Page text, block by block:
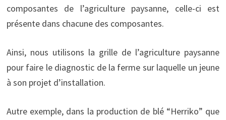
composantes de l’agriculture paysanne, celle-ci est
présente dans chacune des composantes.
Ainsi, nous utilisons la grille de l’agriculture paysanne
pour faire le diagnostic de la ferme sur laquelle un jeune
à son projet d’installation.
Autre exemple, dans la production de blé “Herriko” que